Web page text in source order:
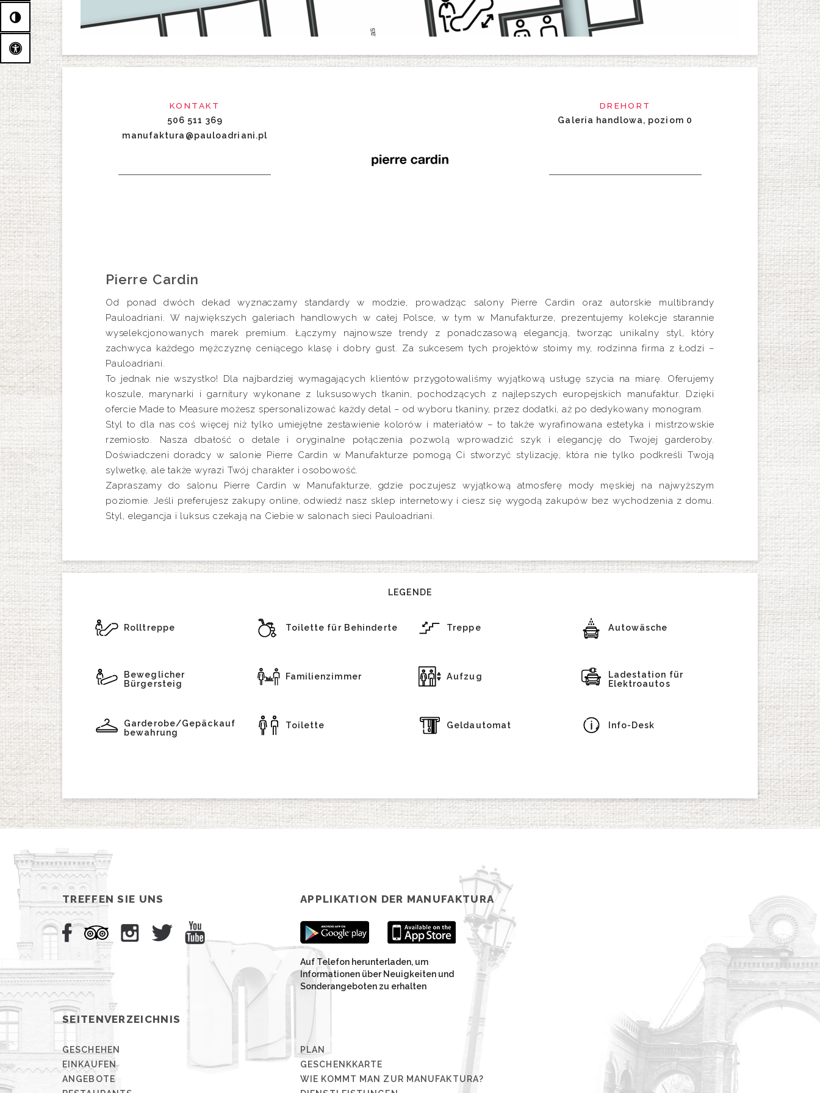
DREHORT
Galeria handlowa, poziom 0
KONTAKT
506 511 369
manufaktura@pauloadriani.pl
Pierre Cardin
Od ponad dwóch dekad wyznaczamy standardy w modzie, prowadząc salony Pierre Cardin oraz autorskie multibrandy
Pauloadriani. W największych galeriach handlowych w całej Polsce, w tym w Manufakturze, prezentujemy kolekcje starannie
wyselekcjonowanych marek premium. Łączymy najnowsze trendy z ponadczasową elegancją, tworząc unikalny styl, który
zachwyca każdego mężczyznę ceniącego klasę i dobry gust. Za sukcesem tych projektów stoimy my, rodzinna firma z Łodzi –
Pauloadriani.
To jednak nie wszystko! Dla najbardziej wymagających klientów przygotowaliśmy wyjątkową usługę szycia na miarę. Oferujemy
koszule, marynarki i garnitury wykonane z luksusowych tkanin, pochodzących z najlepszych europejskich manufaktur. Dzięki
ofercie Made to Measure możesz spersonalizować każdy detal – od wyboru tkaniny, przez dodatki, aż po dedykowany monogram.
Styl to dla nas coś więcej niż tylko umiejętne zestawienie kolorów i materiałów – to także wyrafinowana estetyka i mistrzowskie
rzemiosło. Nasza dbałość o detale i oryginalne połączenia pozwolą wprowadzić szyk i elegancję do Twojej garderoby.
Doświadczeni doradcy w salonie Pierre Cardin w Manufakturze pomogą Ci stworzyć stylizację, która nie tylko podkreśli Twoją
sylwetkę, ale także wyrazi Twój charakter i osobowość.
Zapraszamy do salonu Pierre Cardin w Manufakturze, gdzie poczujesz wyjątkową atmosferę mody męskiej na najwyższym
poziomie. Jeśli preferujesz zakupy online, odwiedź nasz sklep internetowy i ciesz się wygodą zakupów bez wychodzenia z domu.
Styl, elegancja i luksus czekają na Ciebie w salonach sieci Pauloadriani.
LEGENDE
Rolltreppe Toilette für Behinderte Treppe Autowäsche
Beweglicher
Bürgersteig
Familienzimmer Aufzug
Ladestation für
Elektroautos
Garderobe/Gepäckauf
bewahrung
Toilette Geldautomat Info-Desk
TREFFEN SIE UNS APPLIKATION DER MANUFAKTURA
Auf Telefon herunterladen, um
Informationen über Neuigkeiten und
Sonderangeboten zu erhalten
SEITENVERZEICHNIS
GESCHEHEN
EINKAUFEN
ANGEBOTE
PLAN
GESCHENKKARTE
WIE KOMMT MAN ZUR MANUFAKTURA?